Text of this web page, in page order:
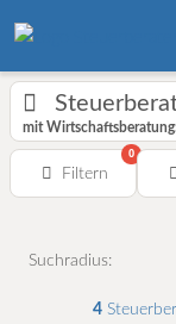
mit
Filtern
0
Suchradius:
4